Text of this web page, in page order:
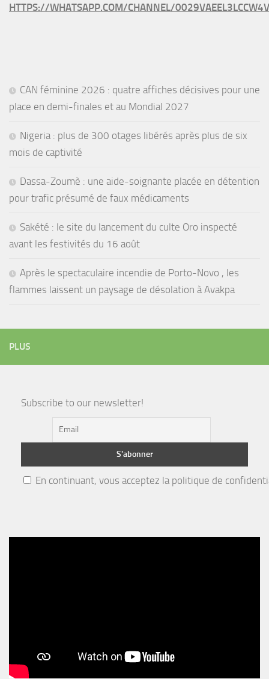
HTTPS://WHATSAPP.COM/CHANNEL/
CAN féminine 2026 : quatre affiches décisives pour une
place en demi-finales et au Mondial 2027
Nigeria : plus de 300 otages libérés après plus de six
mois de captivité
Dassa-Zoumè : une aide-soignante placée en détention
pour trafic présumé de faux médicaments
Sakété : le site du lancement du culte Oro inspecté
avant les festivités du 16 août
Après le spectaculaire incendie de Porto-Novo , les
flammes laissent un paysage de désolation à Avakpa
PLUS
Subscribe to our newsletter!
En continuant, vous acceptez la politique de